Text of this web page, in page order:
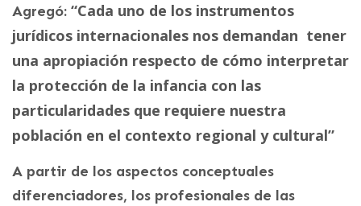
Agregó: “Cada uno de los instrumentos
jurídicos internacionales nos demandan tener
una apropiación respecto de cómo interpretar
la protección de la infancia con las
particularidades que requiere nuestra
población en el contexto regional y cultural”
A partir de los aspectos conceptuales
diferenciadores, los profesionales de las